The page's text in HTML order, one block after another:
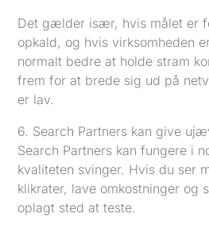
Det gælder især, hvis målet er
opkald, og hvis virksomheden
normalt bedre at holde stram
frem for at brede sig ud på
er lav.
6. Search Partners kan give
Search Partners kan fungere i
kvaliteten svinger. Hvis du ser
klikrater, lave omkostninger og
oplagt sted at teste.